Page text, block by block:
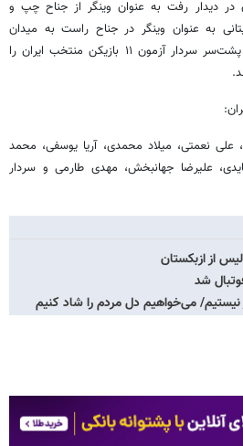
در دیدار رفت به عنوان وینگر از جناح چپ و
به عنوان وینگر در جناح راست به میدان
می‌روند. در نهایت مهدی طارمی پشت‌سر سردار آزمون ۱۱ بازیکن منتخب ایران را
علی نعمتی، میلاد محمدی، آریا یوسفی، محمد
علیرضا جهانبخش، مهدی طارمی و سردار
از ازبکستان
شد‏
نیستیم/ می‌خواهیم دل مردم را شاد کنیم